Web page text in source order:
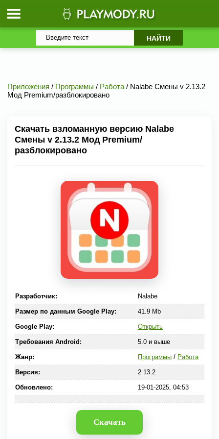
Приложения / Программы / Работа / Nalabe Смены v 2.13.2
Мод Premium/разблокировано
Скачать взломанную версию Nalabe
Смены v 2.13.2 Мод Premium/
разблокировано
Разработчик: Nalabe
Размер по данным Google Play: 41.9 Mb
Google Play: Открыть
Требования Android: 5.0 и выше
Жанр: Программы/ Работа
Версия: 2.13.2
Обновлено: 19-01-2025, 04:53
Скачать